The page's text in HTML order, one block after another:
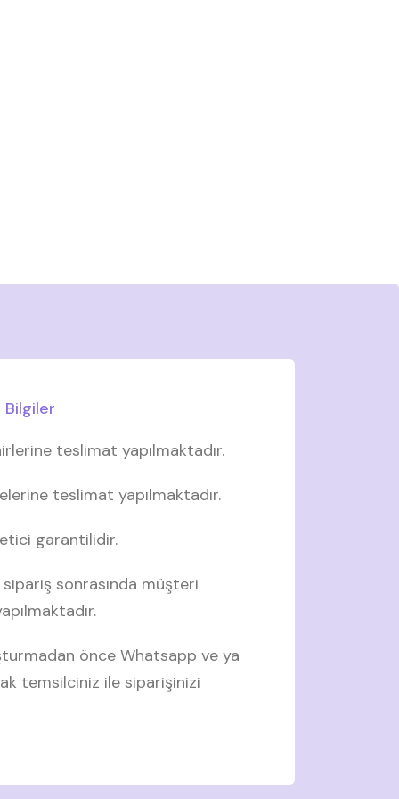
Bilgiler
teslimat yapılmaktadır.
teslimat yapılmaktadır.
garantilidir.
sonrasında müşteri
önce Whatsapp ve ya
temsilciniz ile siparişinizi